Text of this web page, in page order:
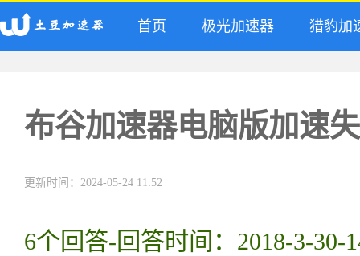
首页 极光加速器 猎豹加
布谷加速器电脑版加速
更新时间：2024-05-24 11:52
6个回答-回答时间：2018-3-